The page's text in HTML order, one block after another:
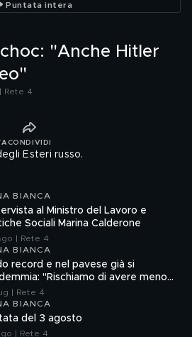
Puntata intera
"Anche Hitler
Rete 4
CONDIVIDI
Esteri russo.
BIANCA
al Ministro del Lavoro e
Sociali Marina Calderone
| Rete 4
BIANCA
record e nel pavese già si
"Rischiamo di avere meno
| Rete 4
BIANCA
del 3 agosto
| Rete 4